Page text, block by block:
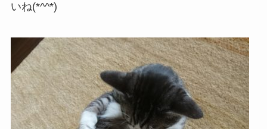
いね(*^^*)